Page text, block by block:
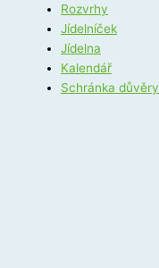
Rozvrhy
Jídelníček
Jídelna
Kalendář
Schránka důvěry